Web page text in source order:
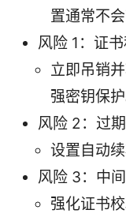
置通常不
风险 1：证
立即吊销
强密钥保护
风险 2：过
设置自动
风险 3：中
强化证书